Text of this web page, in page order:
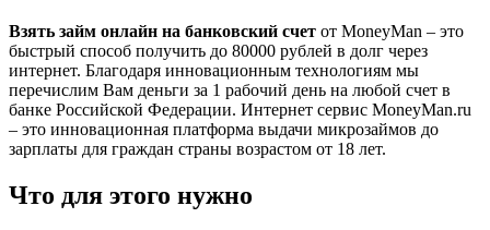
Взять займ онлайн на банковский счет от MoneyMan – это
быстрый способ получить до 80000 рублей в долг через
интернет. Благодаря инновационным технологиям мы
перечислим Вам деньги за 1 рабочий день на любой счет в
банке Российской Федерации. Интернет сервис MoneyMan.ru
– это инновационная платформа выдачи микрозаймов до
зарплаты для граждан страны возрастом от 18 лет.
Что для этого нужно